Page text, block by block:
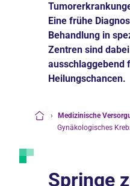
Eine frühe
Behandlung in
Zentren sind dabei
ausschlaggebend
Heilungschancen.
› Medizinische
Gynäkologisches
Springe